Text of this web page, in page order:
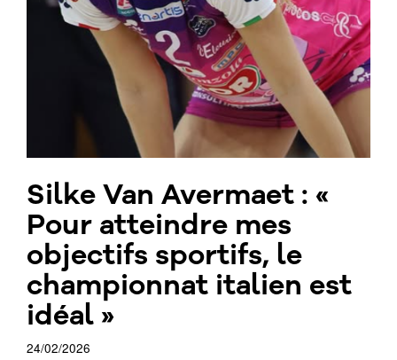
Silke Van Avermaet : «
Pour atteindre mes
objectifs sportifs, le
championnat italien est
idéal »
24/02/2026